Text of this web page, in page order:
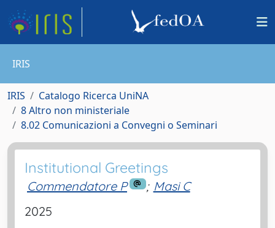
IRIS
IRIS
Catalogo Ricerca UniNA
8 Altro non ministeriale
8.02 Comunicazioni a Convegni o Seminari
Institutional Greetings
Commendatore P ; Masi C
2025